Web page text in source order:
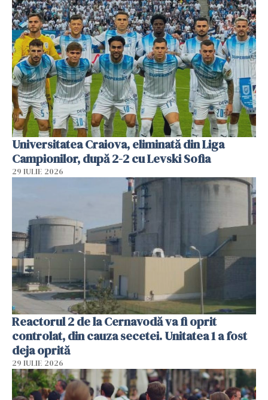
Universitatea Craiova, eliminată din Liga
Campionilor, după 2-2 cu Levski Sofia
29 IULIE 2026
Reactorul 2 de la Cernavodă va fi oprit
controlat, din cauza secetei. Unitatea 1 a fost
deja oprită
29 IULIE 2026